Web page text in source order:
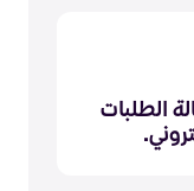
الطلبات